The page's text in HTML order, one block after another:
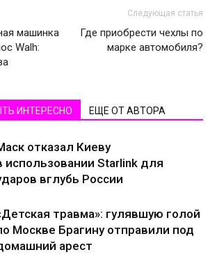
машинка
Walh:
Следующая статья
Где приобрести чехлы по
марке автомобиля?
ИНТЕРЕСНО ЕЩЕ ОТ АВТОРА
отказал Киеву
использовании Starlink для
вглубь России
травма»: гулявшую голой
Москве Брагину отправили под
арест